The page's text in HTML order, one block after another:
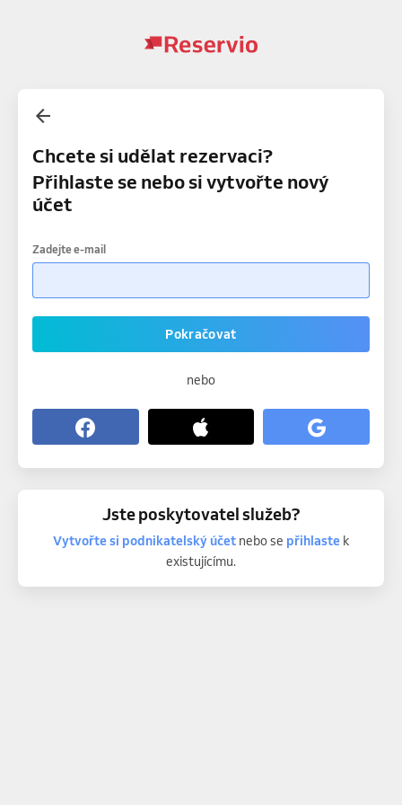
Chcete si udělat rezervaci?
Přihlaste se nebo si vytvořte nový
účet
Zadejte e-mail
Pokračovat
nebo
Jste poskytovatel služeb?
Vytvořte si podnikatelský účetnebo se přihlastek
existujícímu.